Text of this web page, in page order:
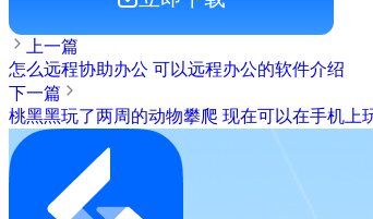
上一篇
怎么远程协助办公 可以远程办公的软件介绍
下一篇
桃黑黑玩了两周的动物攀爬 现在可以在手机上